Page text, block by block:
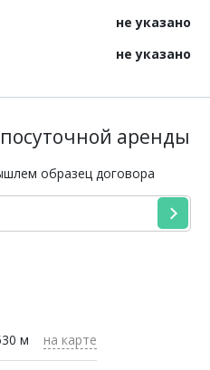
не указано
не указано
аренды
образец договора
м на карте